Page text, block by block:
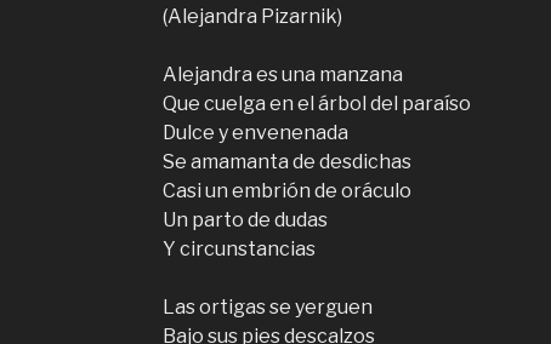
(Alejandra Pizarnik)
Alejandra es una manzana
Que cuelga en el árbol del paraíso
Dulce y envenenada
Se amamanta de desdichas
Casi un embrión de oráculo
Un parto de dudas
Y circunstancias
Las ortigas se yerguen
Bajo sus pies descalzos